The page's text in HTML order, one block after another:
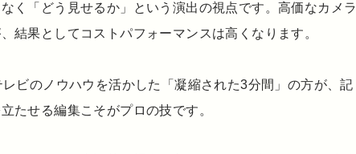
く「どう見せるか」という演出の視点です。高価なカメラ
結果としてコストパフォーマンスは高くなります。
ビのノウハウを活かした「凝縮された3分間」の方が、記
たせる編集こそがプロの技です。